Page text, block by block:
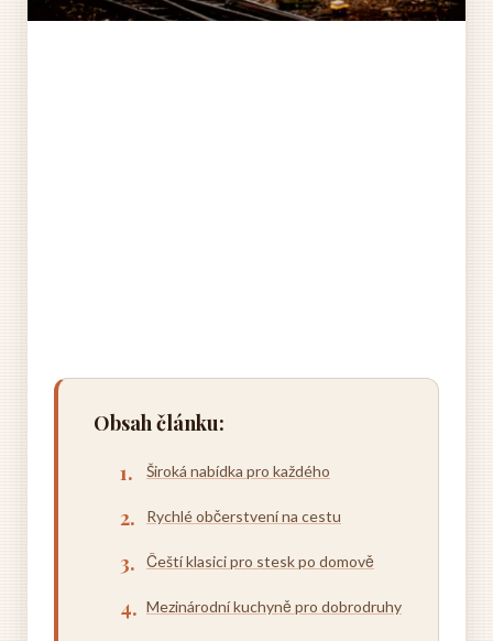
Obsah článku:
Široká nabídka pro každého
Rychlé občerstvení na cestu
Čeští klasici pro stesk po domově
Mezinárodní kuchyně pro dobrodruhy